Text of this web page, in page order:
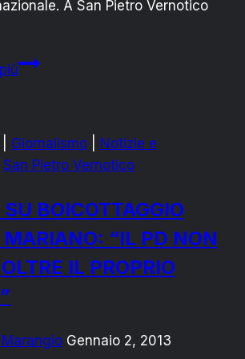
A San Pietro Vernotico
ELEZIONI
AFFLUENZA
A
PIETRO
VERNOTICO
Giornalismo
Notizie e
San Pietro Vernotico
SU BOICOTTAGGIO
MARIANO: “IL PD NON
IL PROPRIO
Gennaio 2, 2013